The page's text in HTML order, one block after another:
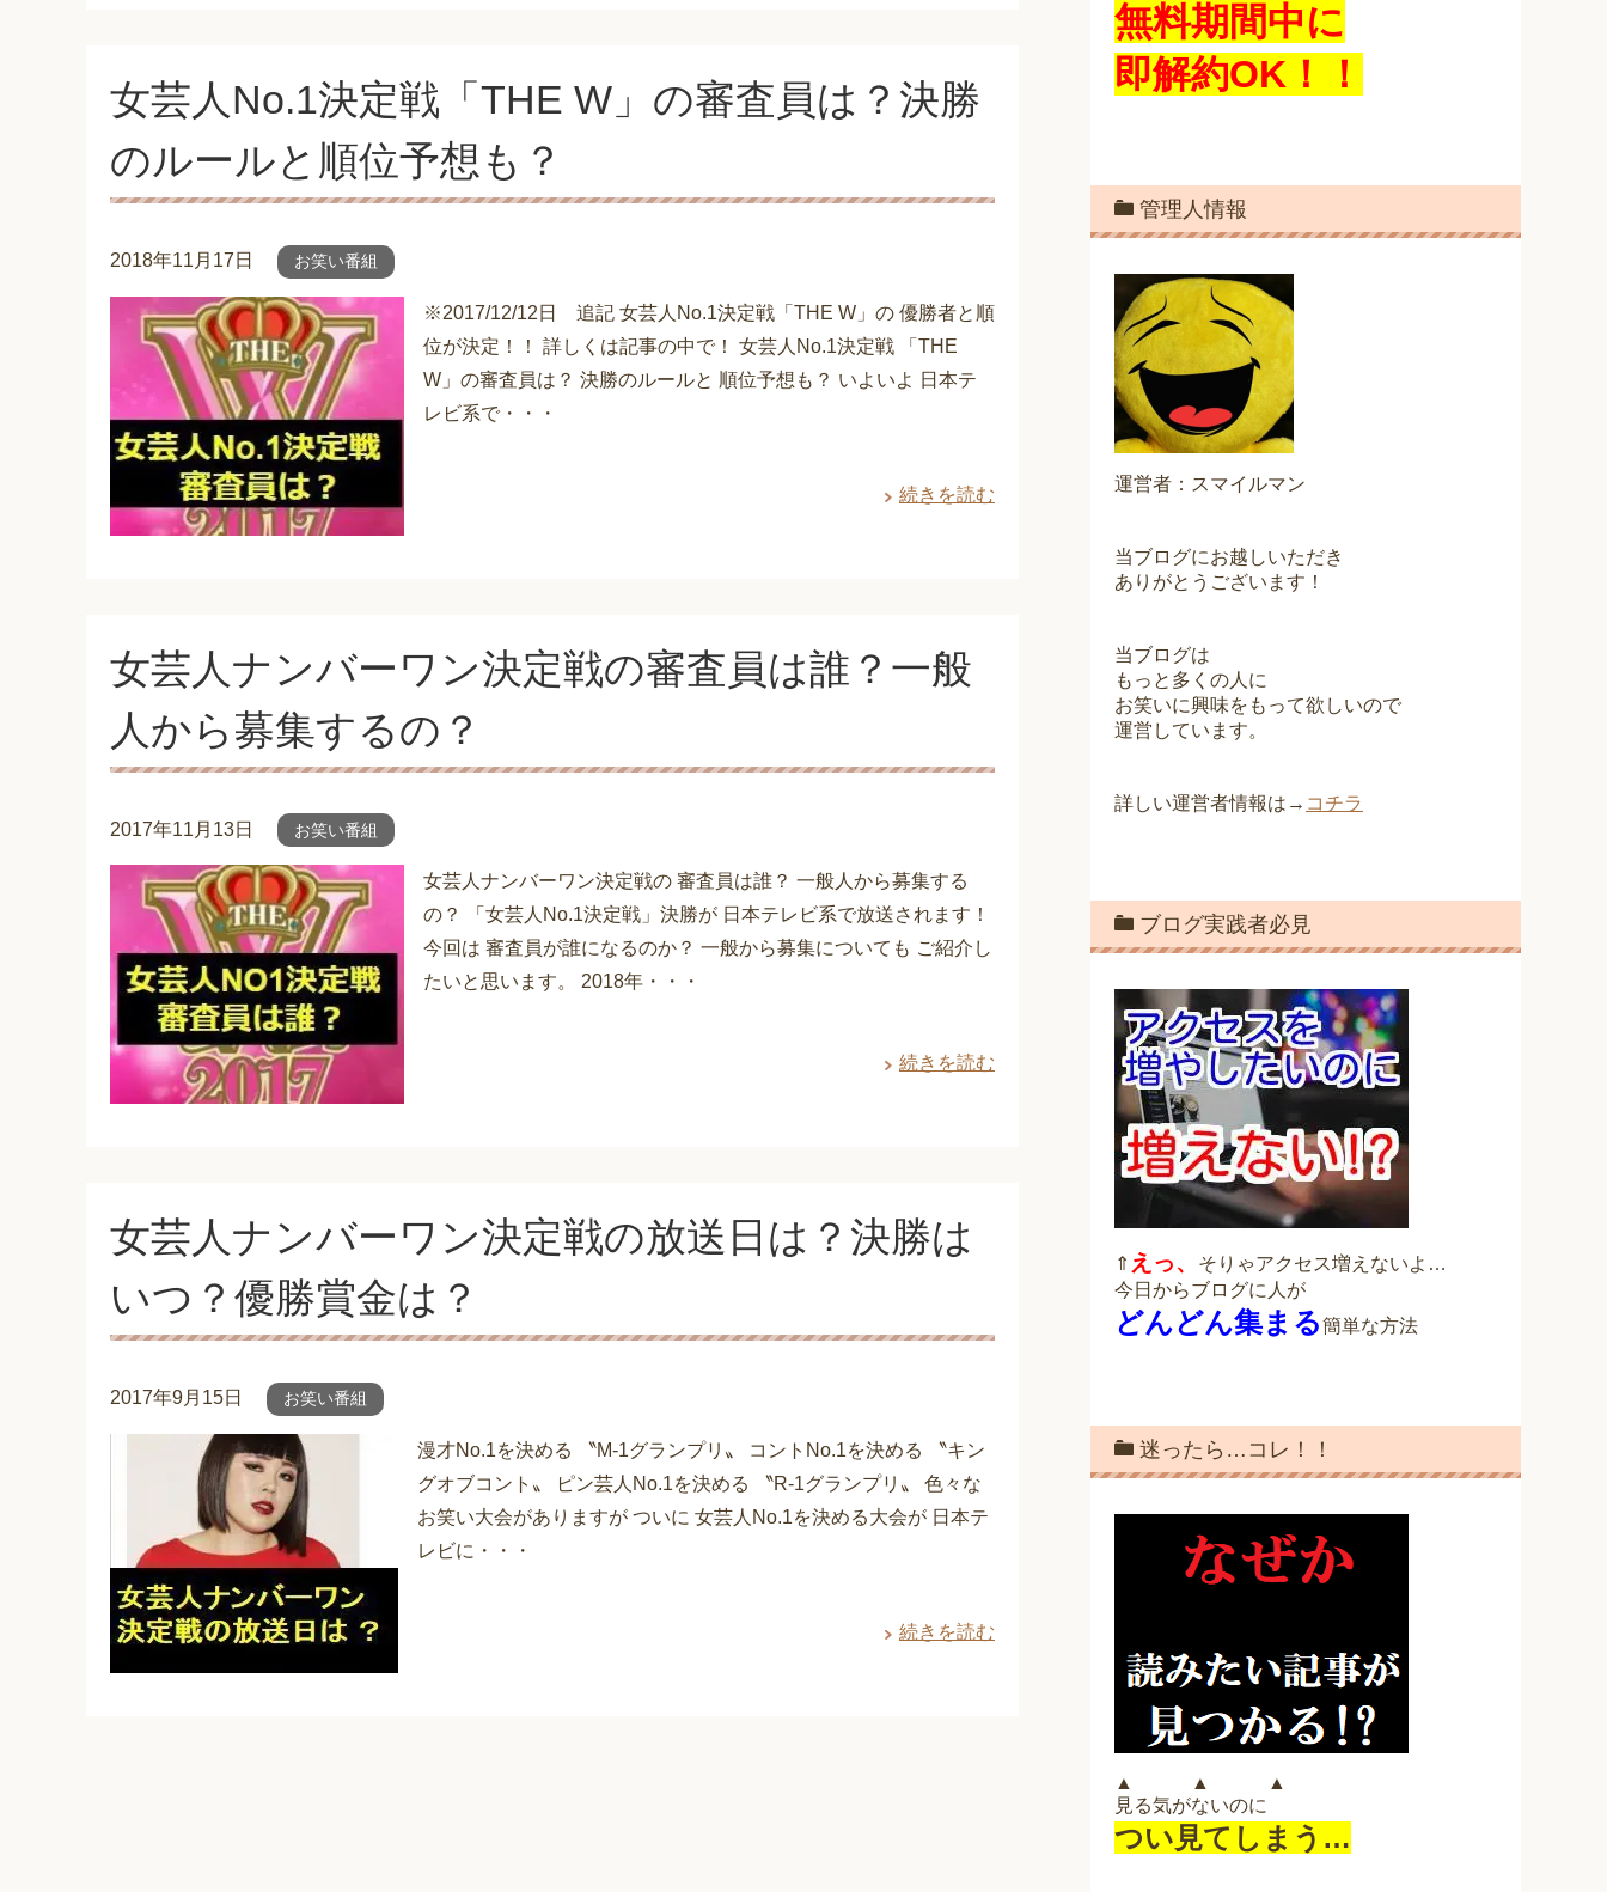
女芸人No.1決定戦「THE W」の審査員は？決勝
のルールと順位予想も？
2018年11月17日 お笑い番組
※2017/12/12日 追記 女芸人No.1決定戦「THE W」の 優勝者と順
位が決定！！ 詳しくは記事の中で！ 女芸人No.1決定戦 「THE
W」の審査員は？ 決勝のルールと 順位予想も？ いよいよ 日本テ
レビ系で・・・
続きを読む
女芸人ナンバーワン決定戦の審査員は誰？一般
人から募集するの？
2017年11月13日 お笑い番組
女芸人ナンバーワン決定戦の 審査員は誰？ 一般人から募集する
の？ 「女芸人No.1決定戦」決勝が 日本テレビ系で放送されます！
今回は 審査員が誰になるのか？ 一般から募集についても ご紹介し
たいと思います。 2018年・・・
続きを読む
女芸人ナンバーワン決定戦の放送日は？決勝は
いつ？優勝賞金は？
2017年9月15日 お笑い番組
漫才No.1を決める 〝M-1グランプリ〟 コントNo.1を決める 〝キン
グオブコント〟 ピン芸人No.1を決める 〝R-1グランプリ〟 色々な
お笑い大会がありますが ついに 女芸人No.1を決める大会が 日本テ
レビに・・・
続きを読む
無料期間中に
即解約OK！！
管理人情報
運営者：スマイルマン
当ブログにお越しいただき
ありがとうございます！
当ブログは
もっと多くの人に
お笑いに興味をもって欲しいので
運営しています。
詳しい運営者情報は→ コチラ
ブログ実践者必見
⇑ えっ、
そりゃアクセス増えないよ…
今日からブログに人が
どんどん集まる簡単な方法
迷ったら…コレ！！
▲ ▲ ▲
見る気がないのに
つい見てしまう…